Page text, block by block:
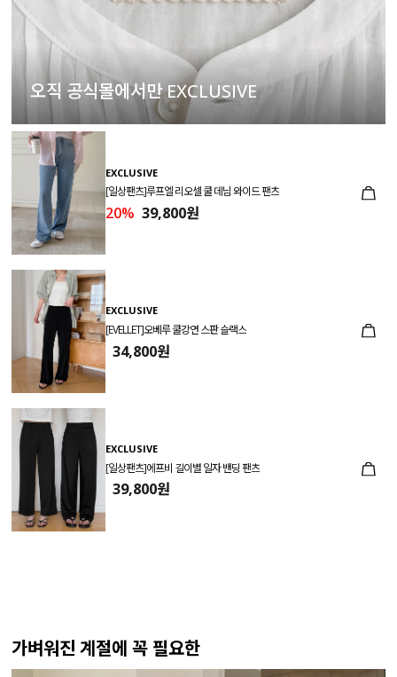
오직 공식몰에서만 EXCLUSIVE
EXCLUSIVE
[일상팬츠]루프엘 리오셀 쿨 데님 와이드 팬츠
20% 39,800원
EXCLUSIVE
[EVELLET]오베루 쿨강연 스판 슬랙스
34,800원
EXCLUSIVE
[일상팬츠]에프비 길이별 일자 밴딩 팬츠
39,800원
가벼워진 계절에 꼭 필요한